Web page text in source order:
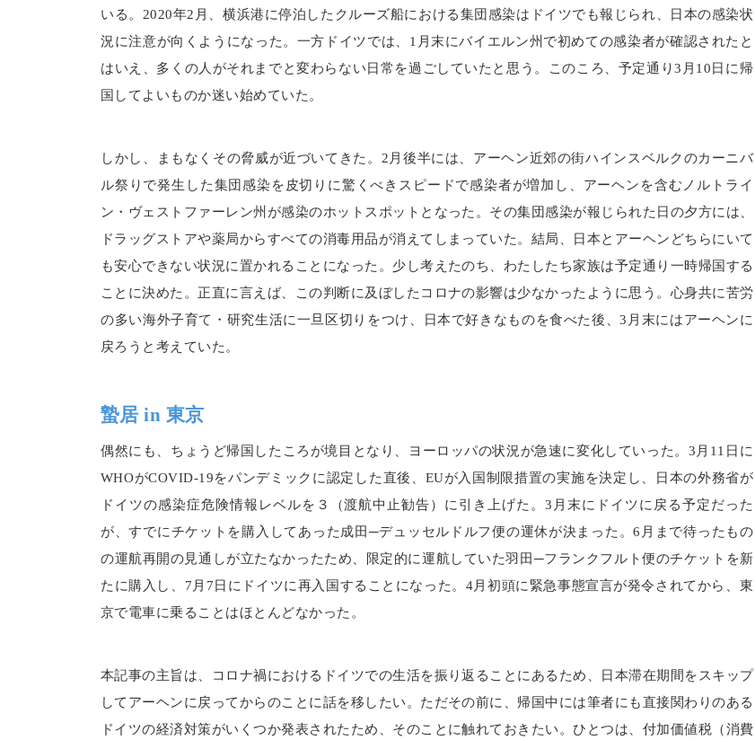
いる。2020年2月、横浜港に停泊したクルーズ船における集団感染はドイツでも報じられ、日本の感染状
況に注意が向くようになった。一方ドイツでは、1月末にバイエルン州で初めての感染者が確認されたと
はいえ、多くの人がそれまでと変わらない日常を過ごしていたと思う。このころ、予定通り3月10日に帰
国してよいものか迷い始めていた。
しかし、まもなくその脅威が近づいてきた。2月後半には、アーヘン近郊の街ハインスベルクのカーニバ
ル祭りで発生した集団感染を皮切りに驚くべきスピードで感染者が増加し、アーヘンを含むノルトライ
ン・ヴェストファーレン州が感染のホットスポットとなった。その集団感染が報じられた日の夕方には、
ドラッグストアや薬局からすべての消毒用品が消えてしまっていた。結局、日本とアーヘンどちらにいて
も安心できない状況に置かれることになった。少し考えたのち、わたしたち家族は予定通り一時帰国する
ことに決めた。正直に言えば、この判断に及ぼしたコロナの影響は少なかったように思う。心身共に苦労
の多い海外子育て・研究生活に一旦区切りをつけ、日本で好きなものを食べた後、3月末にはアーヘンに
戻ろうと考えていた。
蟄居 in 東京
偶然にも、ちょうど帰国したころが境目となり、ヨーロッパの状況が急速に変化していった。3月11日に
WHOがCOVID-19をパンデミックに認定した直後、EUが入国制限措置の実施を決定し、日本の外務省が
ドイツの感染症危険情報レベルを３（渡航中止勧告）に引き上げた。3月末にドイツに戻る予定だった
が、すでにチケットを購入してあった成田─デュッセルドルフ便の運休が決まった。6月まで待ったもの
の運航再開の見通しが立たなかったため、限定的に運航していた羽田─フランクフルト便のチケットを新
たに購入し、7月7日にドイツに再入国することになった。4月初頭に緊急事態宣言が発令されてから、東
京で電車に乗ることはほとんどなかった。
本記事の主旨は、コロナ禍におけるドイツでの生活を振り返ることにあるため、日本滞在期間をスキップ
してアーヘンに戻ってからのことに話を移したい。ただその前に、帰国中には筆者にも直接関わりのある
ドイツの経済対策がいくつか発表されたため、そのことに触れておきたい。ひとつは、付加価値税（消費